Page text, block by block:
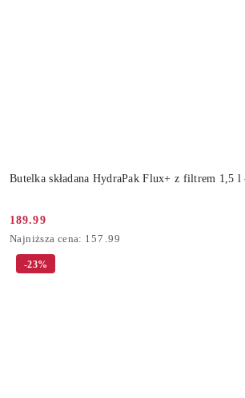
Butelka składana HydraPak Flux+ z filtrem 1,5 l
Cena
promocyjna:
189.99
Najniższa
cena
Najniższa cena: 157.99
-23%